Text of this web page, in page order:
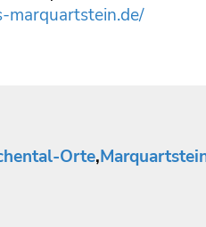
marquartstein.de/
Orte,